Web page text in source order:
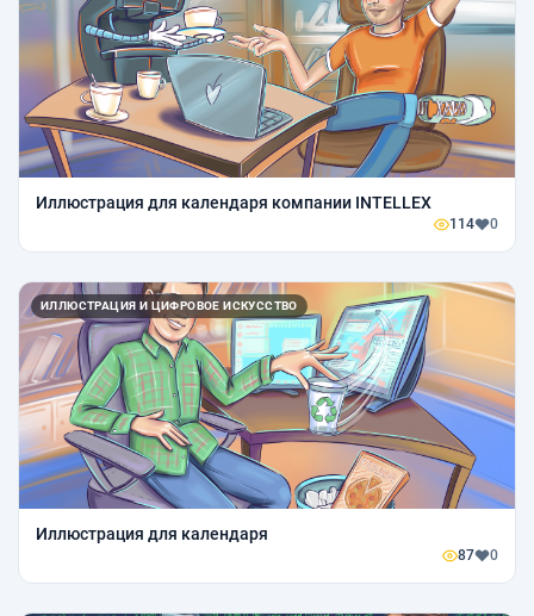
Иллюстрация для календаря компании INTELLEX
114 0
ИЛЛЮСТРАЦИЯ И ЦИФРОВОЕ ИСКУССТВО
Иллюстрация для календаря
87 0